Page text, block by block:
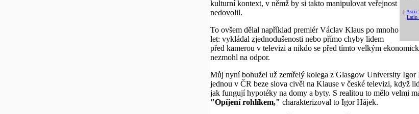
|- Ascii
Latin
kulturní kontext, v němž by si takto manipulovat veřejnost
nedovolil.
To ovšem dělal například premiér Václav Klaus po mnoho
let: vykládal zjednodušenosti nebo přímo chyby lidem
před kamerou v televizi a nikdo se před tímto velkým
nezmohl na odpor.
Můj nyní bohužel už zemřelý kolega z Glasgow University Igor
jednou v ČR beze slova civěl na Klause v české televizi, když
jak fungují hypotéky na domy a byty. S realitou to mělo velmi
"Opíjení rohlíkem," charakterizoval to Igor Hájek.